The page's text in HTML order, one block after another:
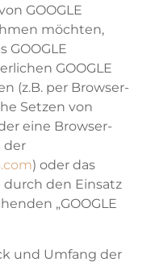
GOOGLE
möchten,
GOOGLE
GOOGLE
(z.B. per Browser-
Setzen von
eine Browser-
der
) oder das
durch den Einsatz
„GOOGLE
und Umfang der